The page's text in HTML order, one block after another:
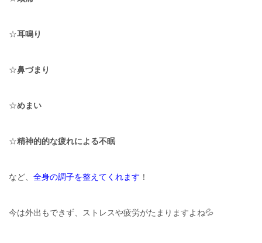
☆耳鳴り
☆鼻づまり
☆めまい
☆精神的的な疲れによる不眠
など、 全身の調子を整えてくれます ！
今は外出もできず、ストレスや疲労がたまりますよね💦